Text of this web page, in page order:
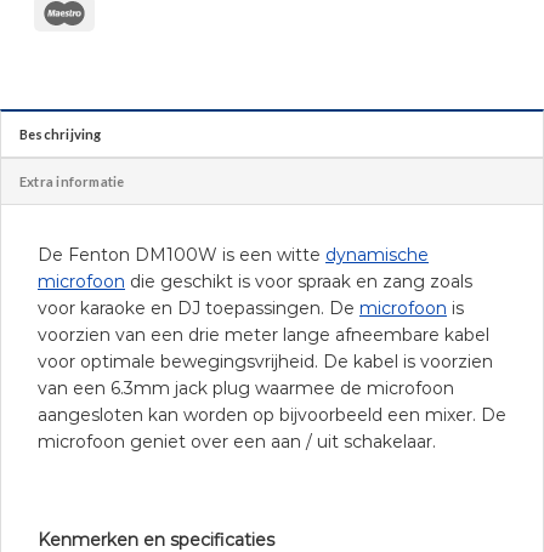
Beschrijving
Extra informatie
De Fenton DM100W is een witte dynamische
microfoon die geschikt is voor spraak en zang zoals
voor karaoke en DJ toepassingen. De microfoon is
voorzien van een drie meter lange afneembare kabel
voor optimale bewegingsvrijheid. De kabel is voorzien
van een 6.3mm jack plug waarmee de microfoon
aangesloten kan worden op bijvoorbeeld een mixer. De
microfoon geniet over een aan / uit schakelaar.
Kenmerken en specificaties